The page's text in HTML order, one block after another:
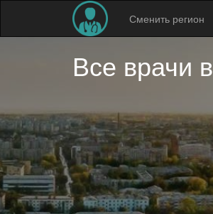
Сменить регион
Все врачи в